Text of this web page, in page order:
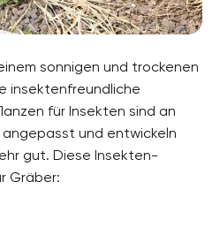
sonnigen und trockenen
insektenfreundliche
für Insekten sind an
und entwickeln
gut. Diese Insekten-
Gräber: